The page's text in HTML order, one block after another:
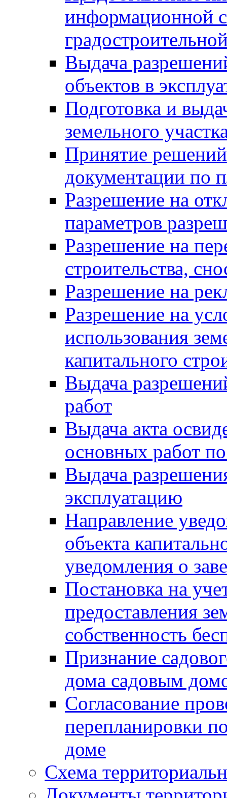
информационной
Выдача
объектов в
Подготовка и
земельного
Принятие
документации по
Разрешение на
параметров
Разрешение на
строительства,
Разрешение на
Разрешение на
использования
капитального
Выдача
работ
Выдача акта
основных работ
Выдача
эксплуатацию
Направление
объекта
уведомления о
Постановка на
предоставления
собственность
Признание
дома садовым
Согласование
перепланировки
доме
Схема